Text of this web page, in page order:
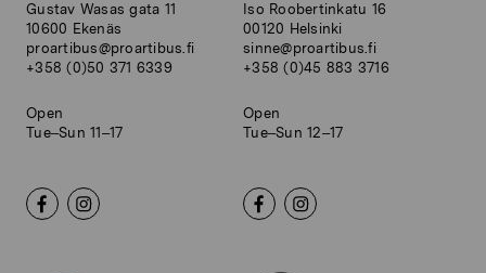
Gustav Wasas gata 11
10600 Ekenäs
proartibus@proartibus.fi
+358 (0)50 371 6339
Open
Tue–Sun 11–17
Iso Roobertinkatu 16
00120 Helsinki
sinne@proartibus.fi
+358 (0)45 883 3716
Open
Tue–Sun 12–17